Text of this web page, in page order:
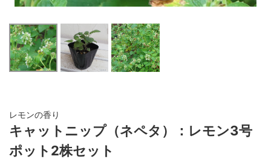
レモンの香り
キャットニップ（ネペタ）：レモン3号
ポット2株セット